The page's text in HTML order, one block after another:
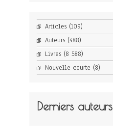
Articles(109)
Auteurs(488)
Livres(8 588)
Nouvelle courte (8)
Derniers auteurs